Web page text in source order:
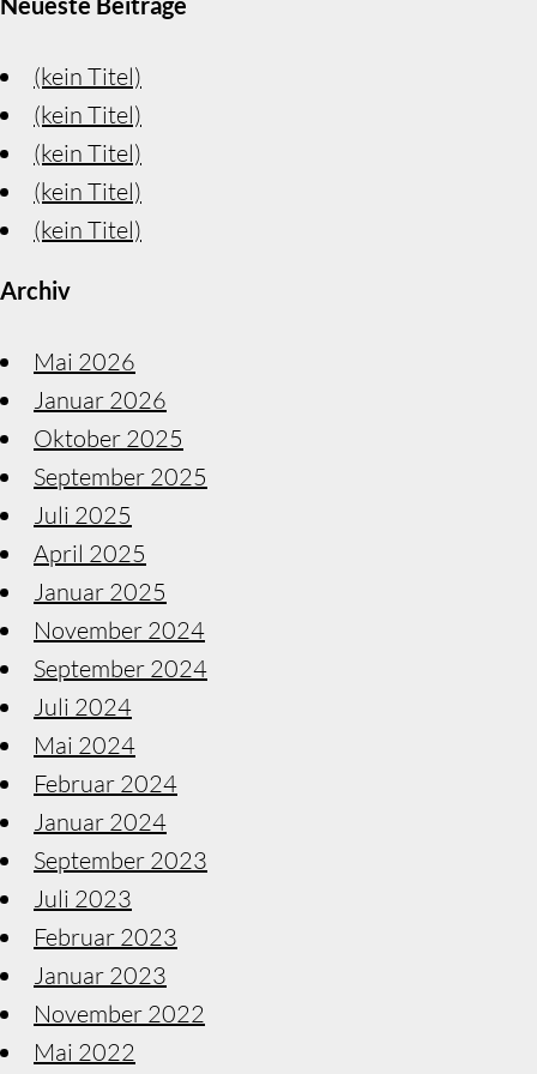
(kein Titel)
(kein Titel)
(kein Titel)
(kein Titel)
(kein Titel)
Archiv
Mai 2026
Januar 2026
Oktober 2025
September 2025
Juli 2025
April 2025
Januar 2025
November 2024
September 2024
Juli 2024
Mai 2024
Februar 2024
Januar 2024
September 2023
Juli 2023
Februar 2023
Januar 2023
November 2022
Mai 2022